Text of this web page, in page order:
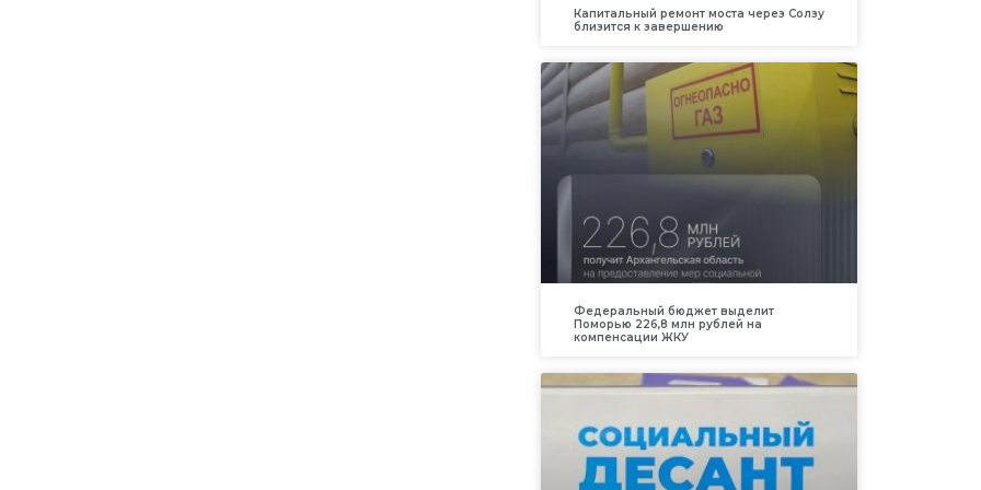
Капитальный ремонт моста через Солзу
близится к завершению
Федеральный бюджет выделит
Поморью 226,8 млн рублей на
компенсации ЖКУ